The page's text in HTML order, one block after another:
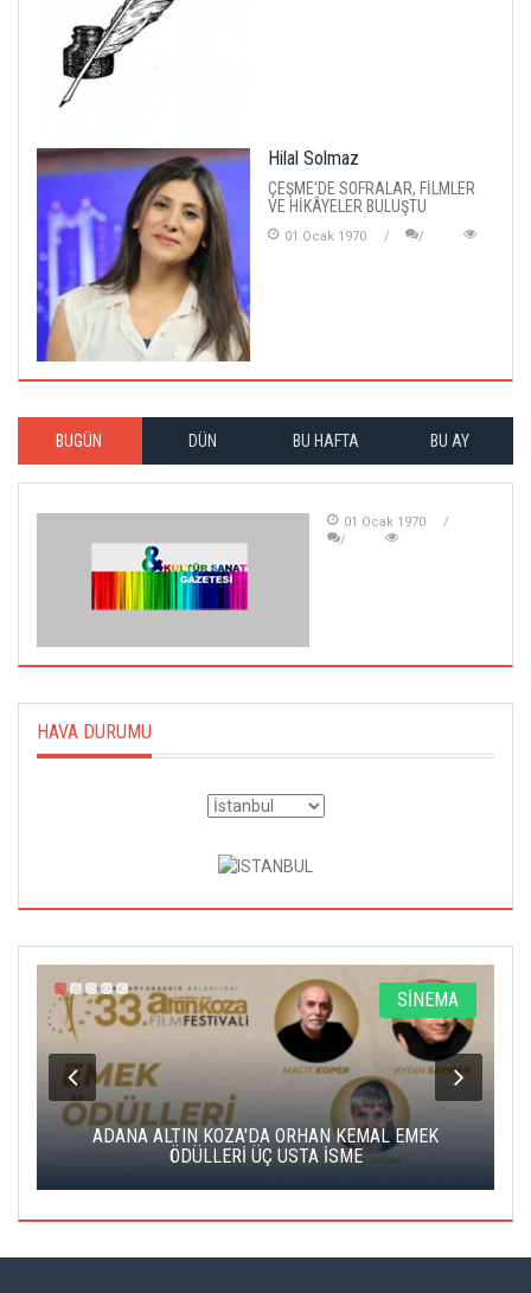
Hilal Solmaz
ÇEŞME'DE SOFRALAR, FİLMLER
VE HİKÂYELER BULUŞTU
01 Ocak 1970
BUGÜN DÜN BU HAFTA BU AY
01 Ocak 1970
HAVA DURUMU
SİNEMA
ADANA ALTIN KOZA'DA ORHAN KEMAL EMEK
ÖDÜLLERİ ÜÇ USTA İSME